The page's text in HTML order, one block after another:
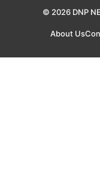
© 2026 DNP
About Us